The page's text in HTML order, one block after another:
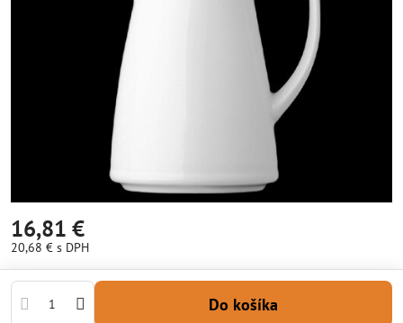
16,81 €
20,68 € s DPH
Do košíka